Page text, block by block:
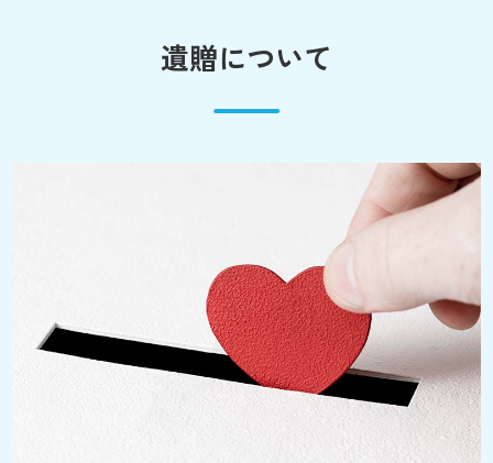
遺贈について